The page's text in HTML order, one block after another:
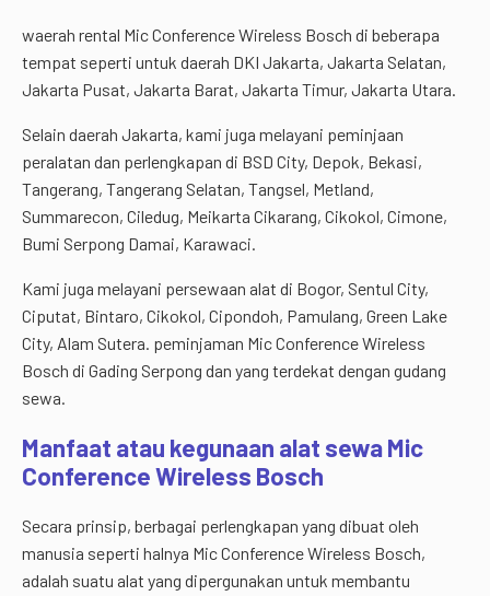
waerah rental Mic Conference Wireless Bosch di beberapa
tempat seperti untuk daerah DKI Jakarta, Jakarta Selatan,
Jakarta Pusat, Jakarta Barat, Jakarta Timur, Jakarta Utara.
Selain daerah Jakarta, kami juga melayani peminjaan
peralatan dan perlengkapan di BSD City, Depok, Bekasi,
Tangerang, Tangerang Selatan, Tangsel, Metland,
Summarecon, Ciledug, Meikarta Cikarang, Cikokol, Cimone,
Bumi Serpong Damai, Karawaci.
Kami juga melayani persewaan alat di Bogor, Sentul City,
Ciputat, Bintaro, Cikokol, Cipondoh, Pamulang, Green Lake
City, Alam Sutera. peminjaman Mic Conference Wireless
Bosch di Gading Serpong dan yang terdekat dengan gudang
sewa.
Manfaat atau kegunaan alat sewa Mic
Conference Wireless Bosch
Secara prinsip, berbagai perlengkapan yang dibuat oleh
manusia seperti halnya Mic Conference Wireless Bosch,
adalah suatu alat yang dipergunakan untuk membantu